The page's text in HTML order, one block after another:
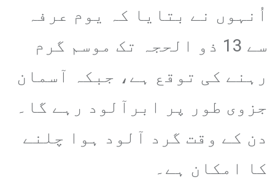
اُنہوں نے بتایا کہ یوم عرفہ
سے 13 ذو الحجہ تک موسم گرم
رہنے کی توقع ہے، جبکہ آسمان
جزوی طور پر ابرآلود رہے گا۔
دن کے وقت گرد آلود ہوا چلنے
کا امکان ہے۔